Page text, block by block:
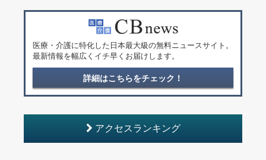
医療・介護に特化した日本最大級の無料ニュースサイト。
最新情報を幅広くイチ早くお届けします。
詳細はこちらをチェック！
アクセスランキング